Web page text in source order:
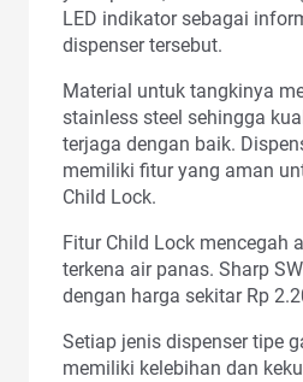
LED indikator sebagai
dispenser tersebut.
Material untuk tangkinya
stainless steel sehingga
terjaga dengan baik.
memiliki fitur yang aman
Child Lock.
Fitur Child Lock mencegah
terkena air panas. Sharp
dengan harga sekitar Rp
Setiap jenis dispenser tipe
memiliki kelebihan dan